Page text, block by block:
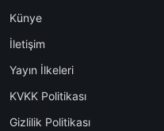
Künye
İletişim
Yayın İlkeleri
KVKK Politikası
Gizlilik Politikası